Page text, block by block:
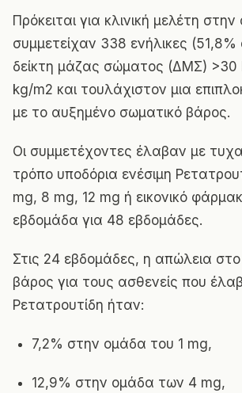
Πρόκειται για κλινική μελέτη στην
συμμετείχαν 338 ενήλικες
δείκτη μάζας σώματος (ΔΜΣ) >30
kg/m2 και τουλάχιστον μια
με το αυξημένο σωματικό βάρος.
Οι συμμετέχοντες έλαβαν με
τρόπο υποδόρια ενέσιμη
mg, 8 mg, 12 mg ή εικονικό
εβδομάδα για 48 εβδομάδες.
Στις 24 εβδομάδες, η απώλεια
βάρος για τους ασθενείς που
Ρετατρουτίδη ήταν:
7,2% στην ομάδα του 1 mg,
12,9% στην ομάδα των 4 mg,